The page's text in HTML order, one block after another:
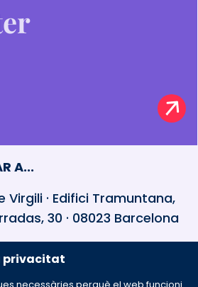
privacitat
A...
Virgili · Edifici Tramuntana,
30 · 08023 Barcelona